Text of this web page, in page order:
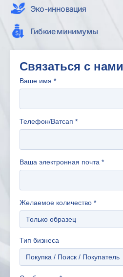
Эко-инновация
Гибкие минимумы
Связаться с нами
Ваше имя *
Телефон/Ватсап *
Ваша электронная почта *
Желаемое количество *
Тип бизнеса